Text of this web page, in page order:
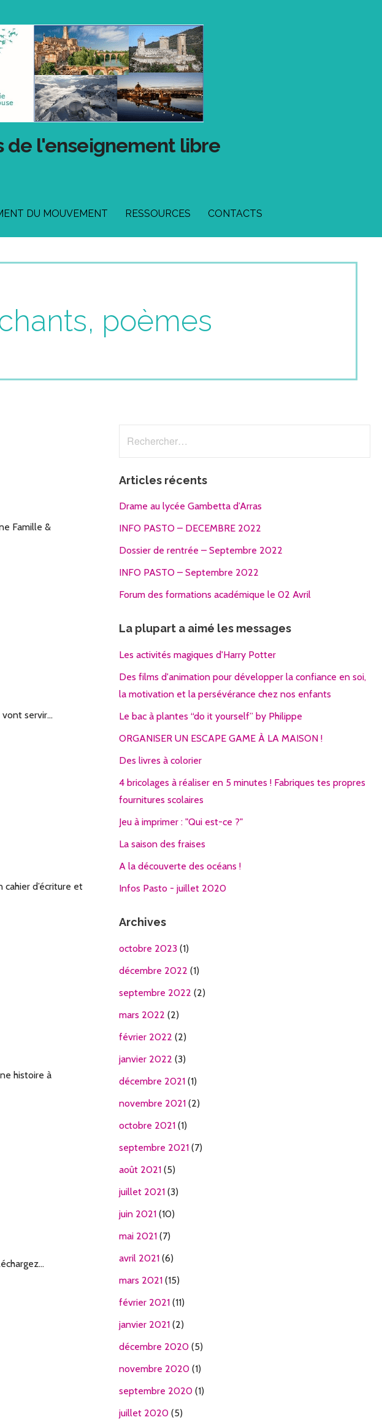
de l'enseignement libre
DU MOUVEMENT RESSOURCES CONTACTS
poèmes
Famille &
vont servir…
d’écriture et
histoire à
Articles récents
Drame au lycée Gambetta d’Arras
INFO PASTO – DECEMBRE 2022
Dossier de rentrée – Septembre 2022
INFO PASTO – Septembre 2022
Forum des formations académique le 02 Avril
La plupart a aimé les messages
Les activités magiques d'Harry Potter
Des films d'animation pour développer la confiance en soi,
la motivation et la persévérance chez nos enfants
Le bac à plantes “do it yourself” by Philippe
ORGANISER UN ESCAPE GAME À LA MAISON !
Des livres à colorier
4 bricolages à réaliser en 5 minutes ! Fabriques tes propres
fournitures scolaires
Jeu à imprimer : "Qui est-ce ?"
La saison des fraises
A la découverte des océans !
Infos Pasto - juillet 2020
Archives
octobre 2023(1)
décembre 2022 (1)
septembre 2022 (2)
mars 2022 (2)
février 2022 (2)
janvier 2022 (3)
décembre 2021(1)
novembre 2021(2)
octobre 2021(1)
septembre 2021(7)
août 2021(5)
juillet 2021(3)
juin 2021(10)
mai 2021(7)
avril 2021(6)
mars 2021(15)
février 2021(11)
janvier 2021(2)
décembre 2020(5)
novembre 2020(1)
septembre 2020(1)
juillet 2020(5)